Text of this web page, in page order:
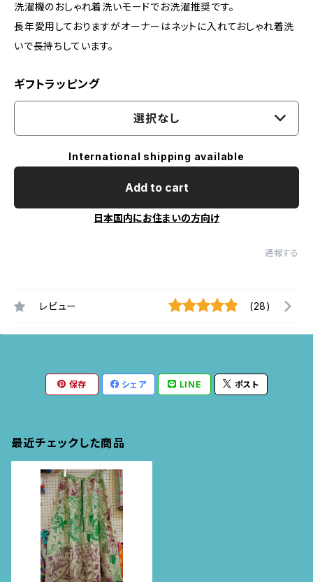
洗濯機のおしゃれ着洗いモードでお洗濯推奨です。
長年愛用しておりますがオーナーはネットに入れておしゃれ着洗
いで長持ちしています。
ギフトラッピング
選択なし
International shipping available
Add to cart
日本国内にお住まいの方向け
通報する
レビュー (28)
保存 シェア LINE ポスト
最近チェックした商品